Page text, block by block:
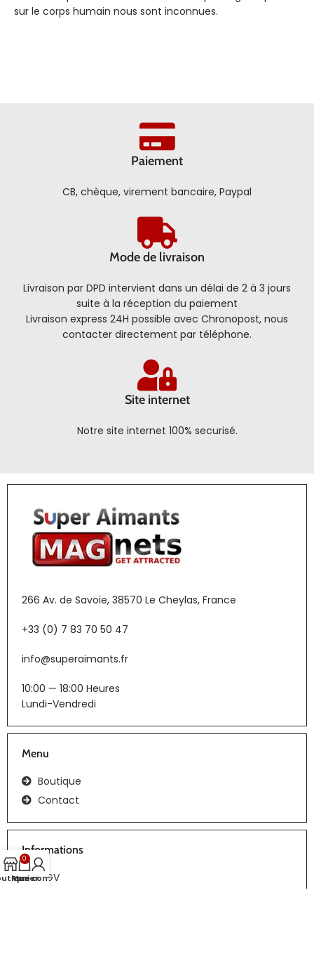
sur le corps humain nous sont inconnues.
Paiement
CB, chèque, virement bancaire, Paypal
Mode de livraison
Livraison par DPD intervient dans un délai de 2 à 3 jours
suite à la réception du paiement
Livraison express 24H possible avec Chronopost, nous
contacter directement par téléphone.
Site internet
Notre site internet 100% securisé.
266 Av. de Savoie, 38570 Le Cheylas, France
+33 (0) 7 83 70 50 47
info@superaimants.fr
10:00 — 18:00 Heures
Lundi-Vendredi
Menu
Boutique
Contact
Informations
CGV
0
Panier
Mon compte